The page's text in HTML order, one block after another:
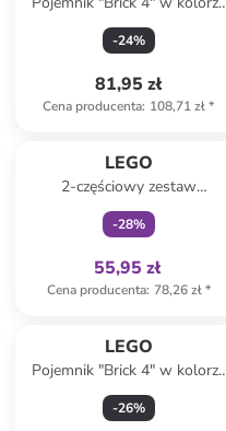
granatowym na lunch - 16,5 x
11,6 x 17,3 cm
-24%
81,95 zł
Cena producenta: 108,71 zł*
LEGO
2-częściowy zestaw
"Firework" w kolorze zielono-
niebieskim na lunch
-28%
55,95 zł
Cena producenta: 78,26 zł*
LEGO
Pojemnik "Brick 4" w kolorze
błękitnym na lunch - 16,5 x
11,6 x 17,3 cm
-26%